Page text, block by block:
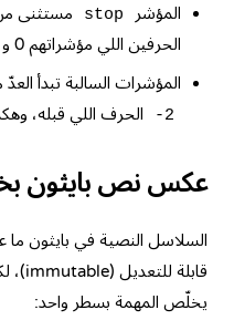
المؤشر stop مستثنى
الحرفين اللي مؤشراتهم 0 و 1، مش 2.
المؤشرات السالبة تبدأ العدّ
-2 الحرف اللي قبله،
عكس نص بايثون
السلاسل النصية في بايثون ما
قابلة للتعديل (immutable)، لكن التقطيع (slicing) مع خطوة
يخلّص المهمة بسطر واحد: